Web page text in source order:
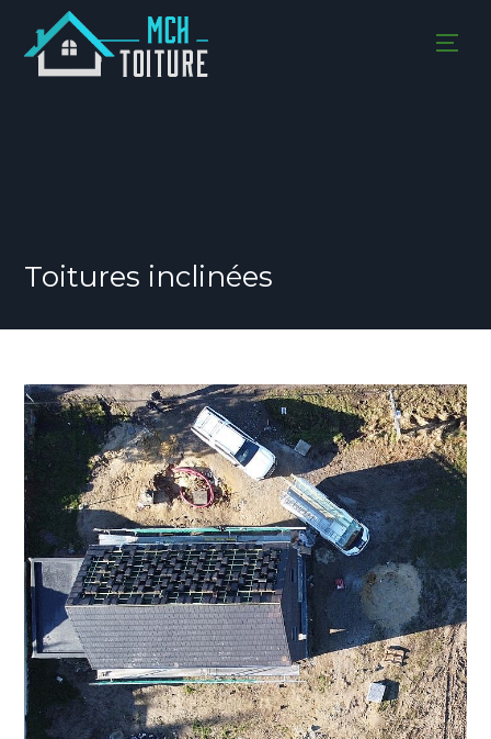
Toitures inclinées